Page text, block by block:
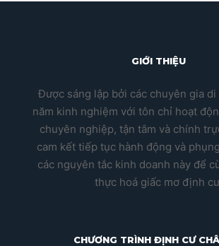
GIỚI THIỆU
Được sáng lập bởi các chuyên gia
năm kinh nghiệm với tôn chỉ hoạt
chuyên nghiệp, tận tâm và chính
cam kết tiếp tục hành động và
các nguyên tắc kinh doanh này để
thực hoá giấc mơ định
CHƯƠNG TRÌNH ĐỊNH CƯ